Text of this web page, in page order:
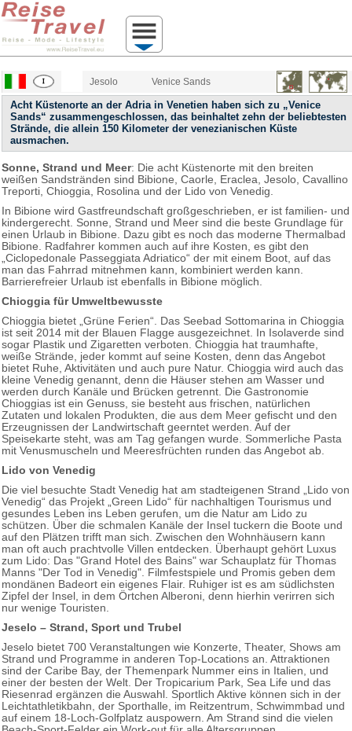
Jesolo Venice Sands
Acht Küstenorte an der Adria in Venetien haben sich zu „Venice
Sands“ zusammengeschlossen, das beinhaltet zehn der beliebtesten
Strände, die allein 150 Kilometer der venezianischen Küste
ausmachen.
Sonne, Strand und Meer: Die acht Küstenorte mit den breiten
weißen Sandstränden sind Bibione, Caorle, Eraclea, Jesolo, Cavallino
Treporti, Chioggia, Rosolina und der Lido von Venedig.
In Bibione wird Gastfreundschaft großgeschrieben, er ist familien- und
kindergerecht. Sonne, Strand und Meer sind die beste Grundlage für
einen Urlaub in Bibione. Dazu gibt es noch das moderne Thermalbad
Bibione. Radfahrer kommen auch auf ihre Kosten, es gibt den
„Ciclopedonale Passeggiata Adriatico“ der mit einem Boot, auf das
man das Fahrrad mitnehmen kann, kombiniert werden kann.
Barrierefreier Urlaub ist ebenfalls in Bibione möglich.
Chioggia für Umweltbewusste
Chioggia bietet „Grüne Ferien“. Das Seebad Sottomarina in Chioggia
ist seit 2014 mit der Blauen Flagge ausgezeichnet. In Isolaverde sind
sogar Plastik und Zigaretten verboten. Chioggia hat traumhafte,
weiße Strände, jeder kommt auf seine Kosten, denn das Angebot
bietet Ruhe, Aktivitäten und auch pure Natur. Chioggia wird auch das
kleine Venedig genannt, denn die Häuser stehen am Wasser und
werden durch Kanäle und Brücken getrennt. Die Gastronomie
Chioggias ist ein Genuss, sie besteht aus frischen, natürlichen
Zutaten und lokalen Produkten, die aus dem Meer gefischt und den
Erzeugnissen der Landwirtschaft geerntet werden. Auf der
Speisekarte steht, was am Tag gefangen wurde. Sommerliche Pasta
mit Venusmuscheln und Meeresfrüchten runden das Angebot ab.
Lido von Venedig
Die viel besuchte Stadt Venedig hat am stadteigenen Strand „Lido von
Venedig“ das Projekt „Green Lido“ für nachhaltigen Tourismus und
gesundes Leben ins Leben gerufen, um die Natur am Lido zu
schützen. Über die schmalen Kanäle der Insel tuckern die Boote und
auf den Plätzen trifft man sich. Zwischen den Wohnhäusern kann
man oft auch prachtvolle Villen entdecken. Überhaupt gehört Luxus
zum Lido: Das "Grand Hotel des Bains" war Schauplatz für Thomas
Manns "Der Tod in Venedig". Filmfestspiele und Promis geben dem
mondänen Badeort ein eigenes Flair. Ruhiger ist es am südlichsten
Zipfel der Insel, in dem Örtchen Alberoni, denn hierhin verirren sich
nur wenige Touristen.
Jeselo – Strand, Sport und Trubel
Jeselo bietet 700 Veranstaltungen wie Konzerte, Theater, Shows am
Strand und Programme in anderen Top-Locations an. Attraktionen
sind der Caribe Bay, der Themenpark Nummer eins in Italien, und
einer der besten der Welt. Der Tropicarium Park, Sea Life und das
Riesenrad ergänzen die Auswahl. Sportlich Aktive können sich in der
Leichtathletikbahn, der Sporthalle, im Reitzentrum, Schwimmbad und
auf einem 18-Loch-Golfplatz auspowern. Am Strand sind die vielen